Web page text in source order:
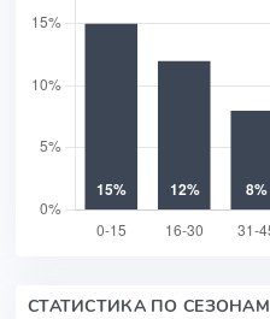
СТАТИСТИКА ПО СЕЗОНАМ